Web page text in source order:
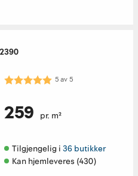
Karakter: 5.0 av 5 mulige
5av5
259 pr. m²
Tilgjengelig i 36 butikker
Kan hjemleveres (430)